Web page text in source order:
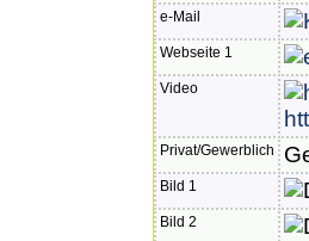
e-Mail
Webseite 1
Video
Privat/Gewerblich
Bild 1
Bild 2